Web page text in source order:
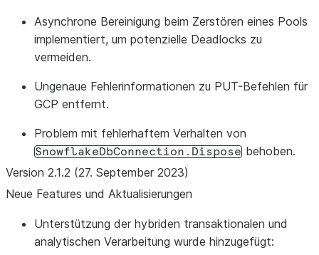
Asynchrone Bereinigung beim Zerstören eines Pools
implementiert, um potenzielle Deadlocks zu
vermeiden.
Ungenaue Fehlerinformationen zu PUT-Befehlen für
GCP entfernt.
Problem mit fehlerhaftem Verhalten von
SnowflakeDbConnection.Dispose behoben.
Version 2.1.2 (27. September 2023)
Neue Features und Aktualisierungen
Unterstützung der hybriden transaktionalen und
analytischen Verarbeitung wurde hinzugefügt: